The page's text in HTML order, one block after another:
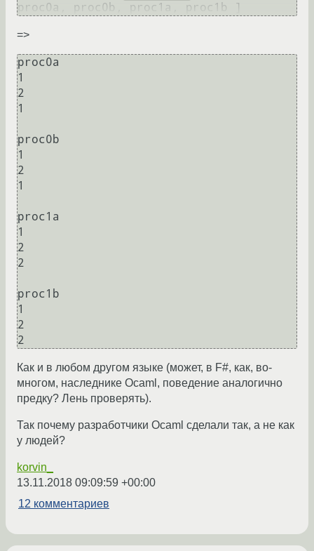
=>
proc0a
1
2
1
proc0b
1
2
1
proc1a
1
2
2
proc1b
1
2
Как и в любом другом языке (может, в F#, как, во-
многом, наследнике Ocaml, поведение аналогично
предку? Лень проверять).
Так почему разработчики Ocaml сделали так, а не как
у людей?
korvin_
13.11.2018 09:09:59 +00:00
12 комментариев